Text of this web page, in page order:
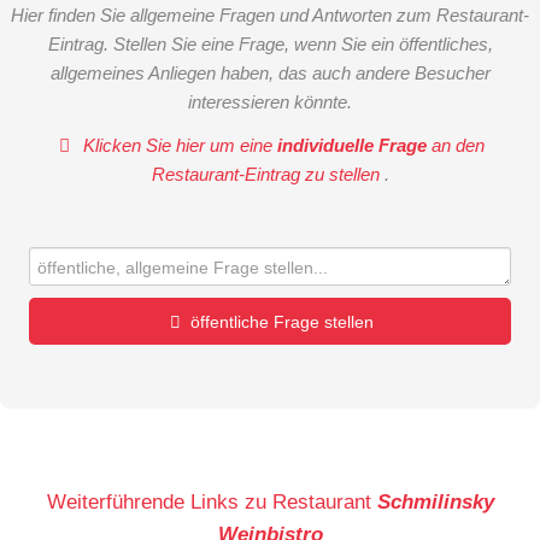
Hier finden Sie allgemeine Fragen und Antworten zum Restaurant-
Eintrag. Stellen Sie eine Frage, wenn Sie ein öffentliches,
allgemeines Anliegen haben, das auch andere Besucher
interessieren könnte.
Klicken Sie hier um eineindividuelle Frage an den
Restaurant-Eintrag zu stellen .
öffentliche Frage stellen
Weiterführende Links zu Restaurant Schmilinsky
Weinbistro